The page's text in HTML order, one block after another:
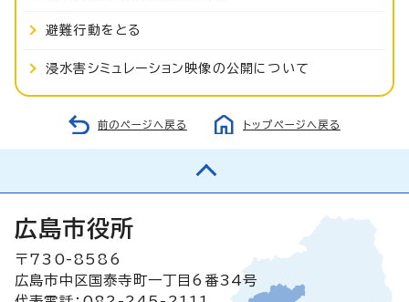
避難行動をとる
浸水害シミュレーション映像の公開について
前のページへ戻る トップページへ戻る
広島市役所
〒730-8586
広島市中区国泰寺町一丁目6番34号